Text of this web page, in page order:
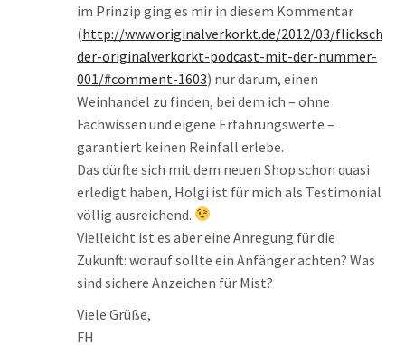
im Prinzip ging es mir in diesem Kommentar
(http://www.originalverkorkt.de/2012/03/
der-originalverkorkt-podcast-mit-der-nummer-
001/#comment-1603) nur darum, einen
Weinhandel zu finden, bei dem ich – ohne
Fachwissen und eigene Erfahrungswerte –
garantiert keinen Reinfall erlebe.
Das dürfte sich mit dem neuen Shop schon quasi
erledigt haben, Holgi ist für mich als Testimonial
völlig ausreichend.
Vielleicht ist es aber eine Anregung für die
Zukunft: worauf sollte ein Anfänger achten? Was
sind sichere Anzeichen für Mist?
Viele Grüße,
FH